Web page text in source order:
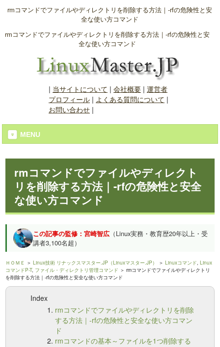
rmコマンドでファイルやディレクトリを削除する方法｜-rfの危険性と安
全な使い方コマンド
rmコマンドでファイルやディレクトリを削除する方法｜-rfの危険性と安
全な使い方コマンド
| 当サイトについて | 会社概要| 運営者
プロフィール| よくある質問について |
お問い合わせ|
MENU
rmコマンドでファイルやディレクト
リを削除する方法｜-rfの危険性と安全
な使い方コマンド
この記事の監修：宮崎智広 （Linux実務・教育歴20年以上・受
講者3,100名超）
ＨＯＭＥ ＞Linux技術 リナックスマスター.JP（Linuxマスター.JP） ＞Linuxコマンド,Linux
コマンドP-T, ファイル・ディレクトリ管理コマンド ＞ rmコマンドでファイルやディレクトリ
を削除する方法｜-rfの危険性と安全な使い方コマンド
Index
rmコマンドでファイルやディレクトリを削除
する方法｜-rfの危険性と安全な使い方コマン
ド
rmコマンドの基本～ファイルを1つ削除する